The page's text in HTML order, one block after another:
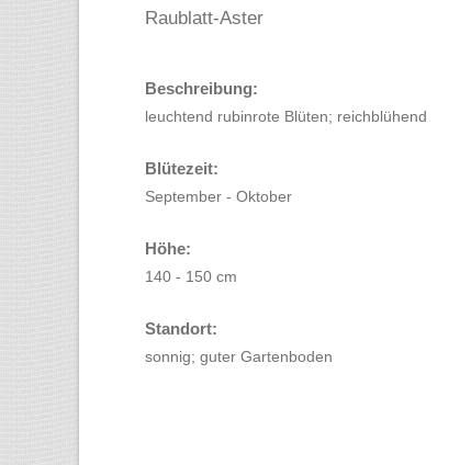
Raublatt-Aster
Beschreibung:
leuchtend rubinrote Blüten; reichblühend
Blütezeit:
September - Oktober
Höhe:
140 - 150 cm
Standort:
sonnig; guter Gartenboden